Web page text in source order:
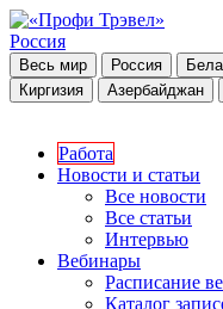
Россия
Весь мир Россия
Киргизия
Азербайджан
Работа
Новости и статьи
Все новости
Все статьи
Интервью
Вебинары
Расписание
Каталог